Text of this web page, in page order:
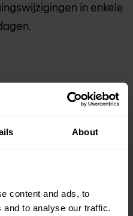
About
content and ads, to
to analyse our traffic.
in enkele
staan voor je
engineers die